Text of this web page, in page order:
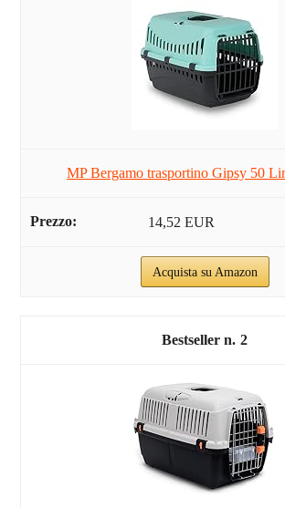
MP Bergamo trasportino Gipsy 50
14,52 EUR
Acquista su Amazon
2